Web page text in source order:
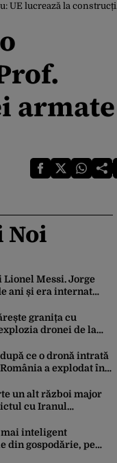
unei armate europene
armate
Noi
Messi. Jorge
ani și era internat
granița cu
dronei de la
ce o dronă intrată
a explodat în
un alt război major
cu Iranul
inteligent
din gospodărie, pe